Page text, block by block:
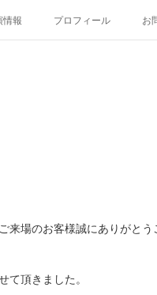
情報 プロフィール お
場のお客様誠にありがとう
頂きました。